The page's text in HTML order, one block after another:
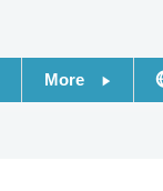
More